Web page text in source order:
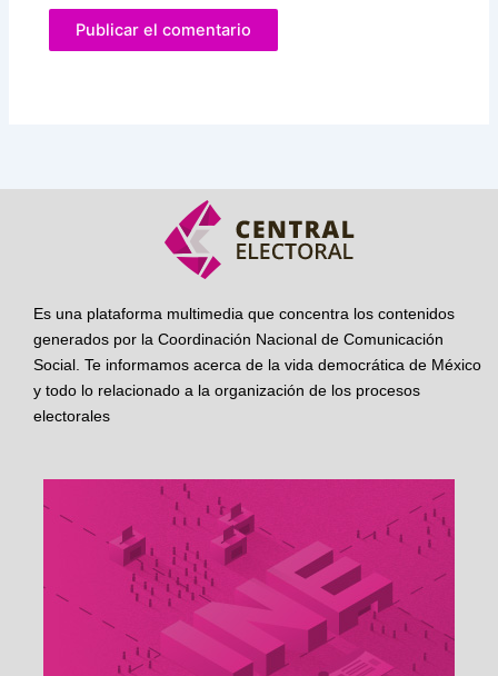
Es una plataforma multimedia que concentra los contenidos
generados por la Coordinación Nacional de Comunicación
Social. Te informamos acerca de la vida democrática de México
y todo lo relacionado a la organización de los procesos
electorales